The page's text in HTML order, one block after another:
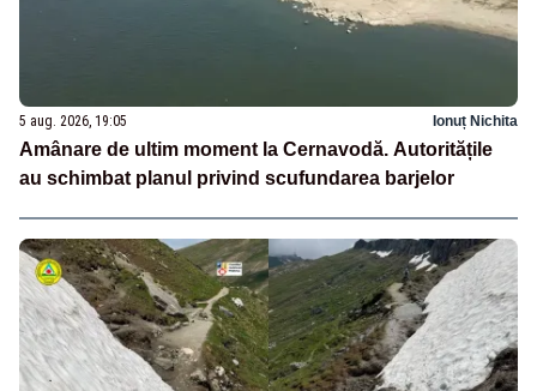
5 aug. 2026, 19:05 Ionuț Nichita
Amânare de ultim moment la Cernavodă. Autoritățile
au schimbat planul privind scufundarea barjelor